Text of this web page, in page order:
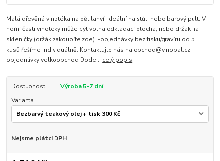
Malá dřevěná vinotéka na pět lahví, ideální na stůl, nebo barový pult. V
horní části vinotéky může být volná odkládací plocha, nebo držák na
skleničky (držák zakoupíte zde). -objednávky bez tisku/gravíru od 5
kusů řešíme individuálně. Kontaktujte nás na obchod@vinobal.cz-
objednávky velkoobchod Dode... celý popis
Dostupnost
Výroba 5-7 dní
Varianta
Nejsme plátci DPH